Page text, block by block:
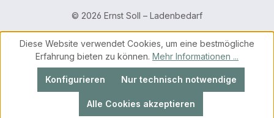
© 2026 Ernst Soll – Ladenbedarf
Diese Website verwendet Cookies, um eine bestmögliche
Erfahrung bieten zu können. Mehr Informationen ...
Nur technisch notwendige
Konfigurieren
Alle Cookies akzeptieren